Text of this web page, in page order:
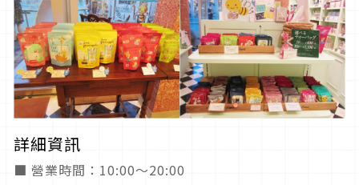
詳細資訊
■ 營業時間：10:00～20:00